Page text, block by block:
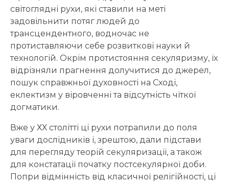
світоглядні рухи, які ставили на меті
задовільнити потяг людей до
трансцендентного, водночас не
протиставляючи себе розвиткові науки й
технологій. Окрім протистояння секуляризму, їх
відрізняли прагнення долучитися до джерел,
пошук справжньої духовності на Сході,
еклектизм у віровченні та відсутність чіткої
догматики.
Вже у ХХ столітті ці рухи потрапили до поля
уваги дослідників і, зрештою, дали підстави
для перегляду теорій секуляризації, а також
для констатації початку постсекулярної доби.
Попри відмінність від класичної релігійності, ці